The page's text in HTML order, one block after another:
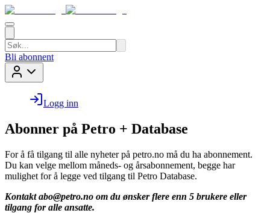
Bli abonnent
Logg inn
Abonner på Petro + Database
For å få tilgang til alle nyheter på petro.no må du ha abonnement.
Du kan velge mellom måneds- og årsabonnement, begge har
mulighet for å legge ved tilgang til Petro Database.
Kontakt abo@petro.no om du ønsker flere enn 5 brukere eller
tilgang for alle ansatte.